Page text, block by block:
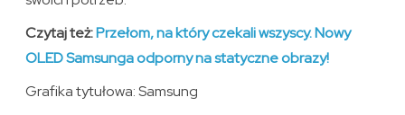
Czytaj też:Przełom, na który czekali wszyscy. Nowy
OLED Samsunga odporny na statyczne obrazy!
Grafika tytułowa: Samsung